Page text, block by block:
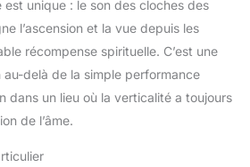
est unique : le son des cloches des
l’ascension et la vue depuis les
récompense spirituelle. C’est une
delà de la simple performance
dans un lieu où la verticalité a toujours
de l’âme.